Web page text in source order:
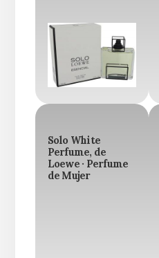
Solo White
Perfume, de
Loewe · Perfume
de Mujer